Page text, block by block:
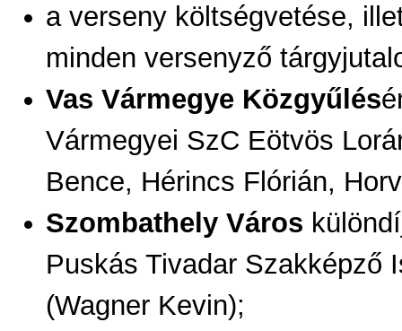
a verseny költségvetése,
minden versenyző
Vas Vármegye Közgyűlés
Vármegyei SzC Eötvös
Bence, Hérincs Flórián,
Szombathely Város
Puskás Tivadar Szakképző
(Wagner Kevin);